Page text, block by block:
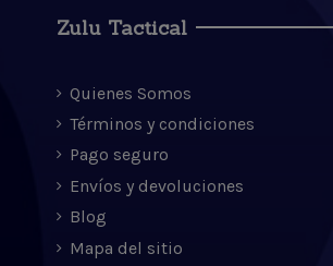
Zulu Tactical
Quienes Somos
Términos y condiciones
Pago seguro
Envíos y devoluciones
Blog
Mapa del sitio